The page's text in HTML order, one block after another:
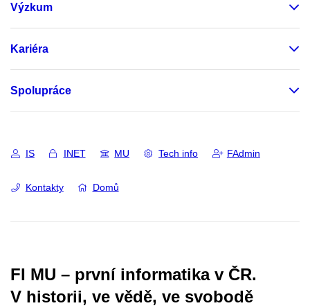
Výzkum
Kariéra
Spolupráce
IS INET MU Tech info FAdmin
Kontakty Domů
FI MU – první informatika v ČR.
V historii, ve vědě, ve svobodě